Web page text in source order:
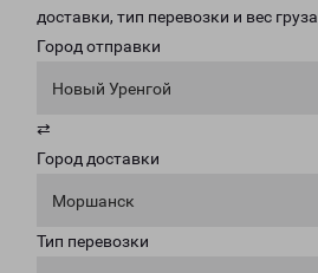
доставки, тип перевозки и вес груза.
Город отправки
Новый Уренгой
⇄
Город доставки
Моршанск
Тип перевозки